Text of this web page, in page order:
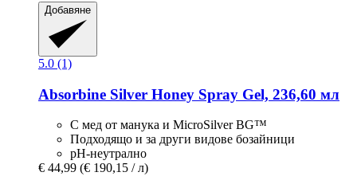
Добавяне
5.0 (1)
Absorbine Silver Honey Spray Gel, 236,60 мл
С мед от манука и MicroSilver BG™
Подходящо и за други видове бозайници
pH-неутрално
€ 44,99 (€ 190,15 / л)